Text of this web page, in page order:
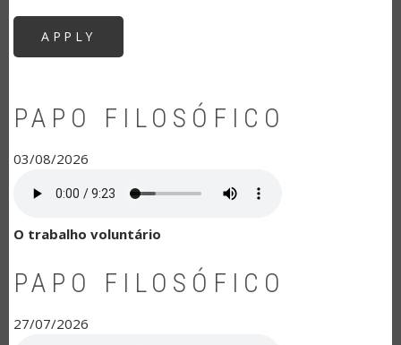
PAPO FILOSÓFICO
03/08/2026
O trabalho voluntário
PAPO FILOSÓFICO
27/07/2026